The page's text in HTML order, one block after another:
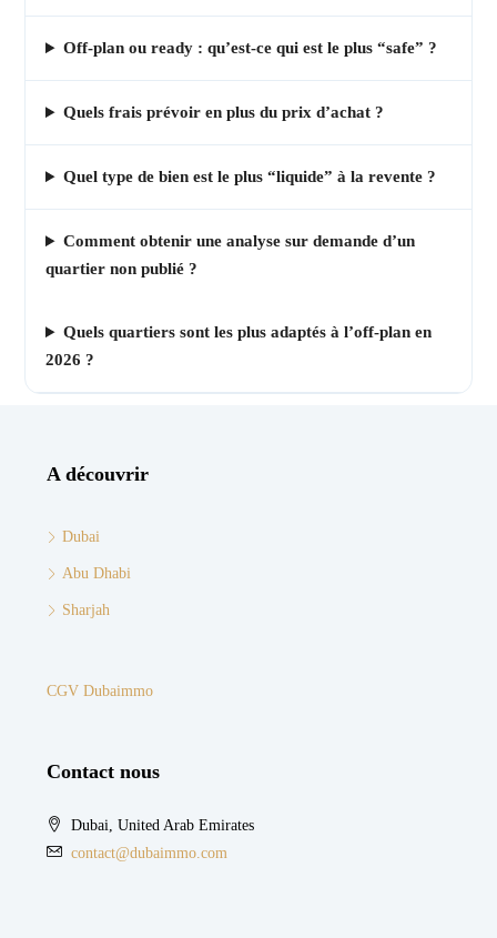
Off-plan ou ready : qu’est-ce qui est le plus “safe” ?
Quels frais prévoir en plus du prix d’achat ?
Quel type de bien est le plus “liquide” à la revente ?
Comment obtenir une analyse sur demande d’un
quartier non publié ?
Quels quartiers sont les plus adaptés à l’off-plan en
2026 ?
A découvrir
Dubai
Abu Dhabi
Sharjah
CGV Dubaimmo
Contact nous
Dubai, United Arab Emirates
contact@dubaimmo.com